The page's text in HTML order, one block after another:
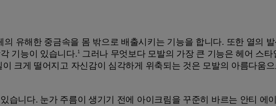
유해한 중금속을 몸 밖으로 배출시키는 기능을 합니다. 또한 열의
기능이 있습니다.1그러나 무엇보다 모발의 가장 큰 기능은 헤어 스타
크게 떨어지고 자신감이 심각하게 위축되는 것은 모발의 아름다움으
습니다. 눈가 주름이 생기기 전에 아이크림을 꾸준히 바르는 안티 에